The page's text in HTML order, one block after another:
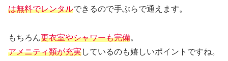
は無料でレンタルできるので手ぶらで通えます。
もちろん更衣室やシャワーも完備。
アメニティ類が充実しているのも嬉しいポイントですね。